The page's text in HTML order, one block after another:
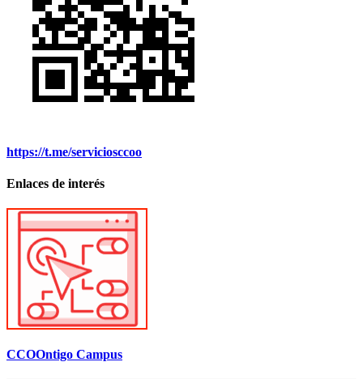
https://t.me/serviciosccoo
Enlaces de interés
CCOOntigo Campus